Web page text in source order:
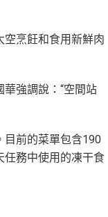
烹飪和食用新鮮肉
強調說：“空間站
目前的菜單包含190
任務中使用的凍干食